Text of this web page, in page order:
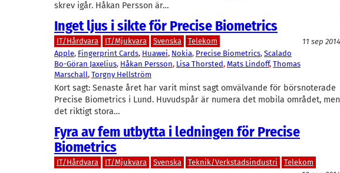
skrev igår. Håkan Persson är…
Inget ljus i sikte för Precise Biometrics
IT/Hårdvara IT/Mjukvara Svenska Telekom
11 sep 2014
Apple, Fingerprint Cards, Huawei, Nokia, Precise Biometrics, Scalado
Bo-Göran Jaxelius, Håkan Persson, Lisa Thorsted, Mats Lindoff, Thomas
Marschall, Torgny Hellström
Kort sagt: Senaste året har varit minst sagt omvälvande för börsnoterade
Precise Biometrics i Lund. Huvudspår är numera det mobila området, men
det riktigt stora…
Fyra av fem utbytta i ledningen för Precise
Biometrics
IT/Hårdvara IT/Mjukvara Svenska Teknik/Verkstadsindustri
Telekom